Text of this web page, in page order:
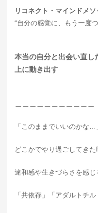
リコネクト・マインドメソ
“自分の感覚に、もう一度
本当の自分と出会
上に動き出す
「このままでいいのかな…
どこかでやり過ごしてき
違和感や生きづらさを感じ
「共依存」「アダルトチ